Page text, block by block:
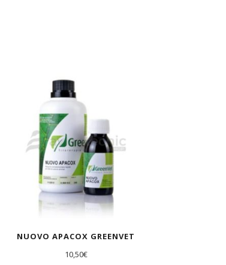
NUOVO APACOX GREENVET
10,50€